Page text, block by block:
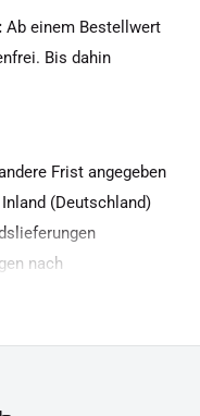
Ab einem Bestellwert
Bis dahin
Frist angegeben
(Deutschland)
nach
Sie, dass an